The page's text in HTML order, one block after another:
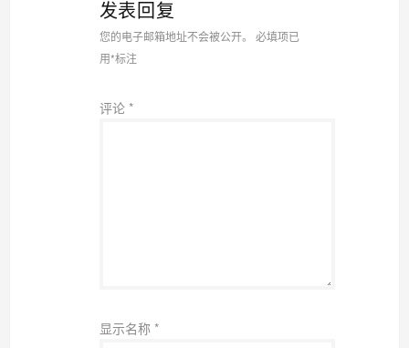
发表回复
您的电子邮箱地址不会被公开。
必填项已
用*标注
评论 *
显示名称 *